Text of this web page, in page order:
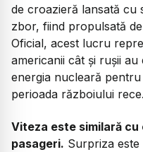
de croazieră lansată cu
zbor, fiind propulsată
Oficial, acest lucru
americanii cât și rușii
energia nucleară
perioada războiului rece.
Viteza este similară cu
pasageri. Surpriza